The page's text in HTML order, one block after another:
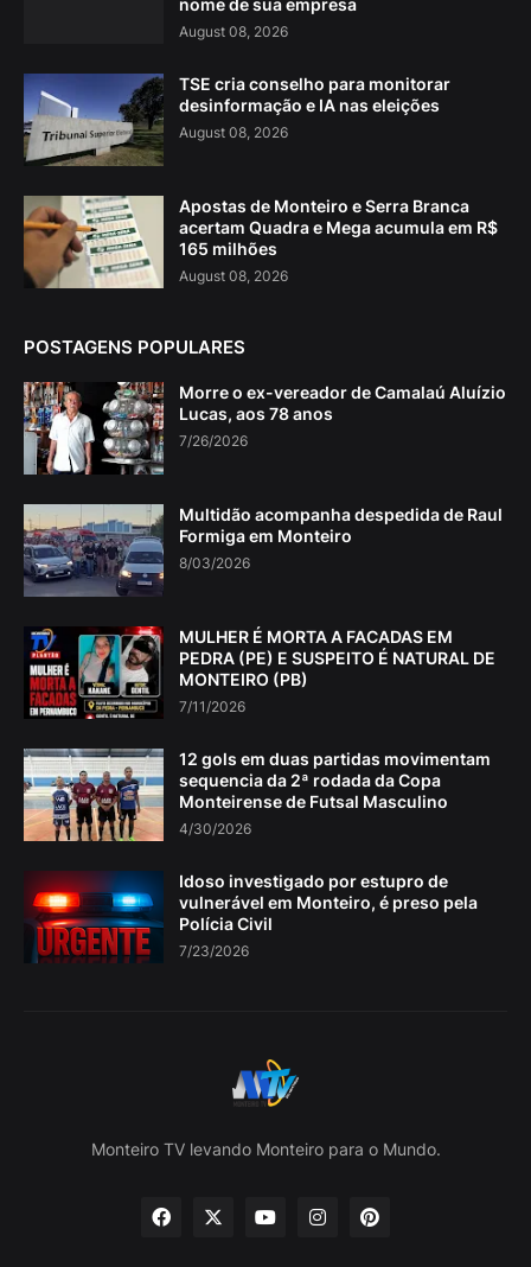
nome de sua empresa
August 08, 2026
TSE cria conselho para monitorar
desinformação e IA nas eleições
August 08, 2026
Apostas de Monteiro e Serra Branca
acertam Quadra e Mega acumula em R$
165 milhões
August 08, 2026
POSTAGENS POPULARES
Morre o ex-vereador de Camalaú Aluízio
Lucas, aos 78 anos
7/26/2026
Multidão acompanha despedida de Raul
Formiga em Monteiro
8/03/2026
MULHER É MORTA A FACADAS EM
PEDRA (PE) E SUSPEITO É NATURAL DE
MONTEIRO (PB)
7/11/2026
12 gols em duas partidas movimentam
sequencia da 2ª rodada da Copa
Monteirense de Futsal Masculino
4/30/2026
Idoso investigado por estupro de
vulnerável em Monteiro, é preso pela
Polícia Civil
7/23/2026
Monteiro TV levando Monteiro para o Mundo.